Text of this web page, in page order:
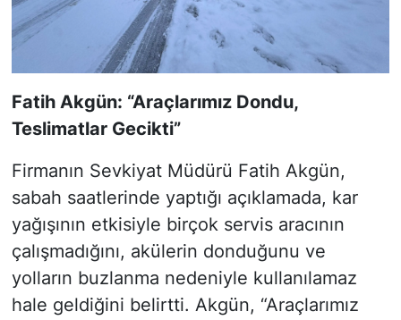
Fatih Akgün: “Araçlarımız Dondu,
Teslimatlar Gecikti”
Firmanın Sevkiyat Müdürü Fatih Akgün,
sabah saatlerinde yaptığı açıklamada, kar
yağışının etkisiyle birçok servis aracının
çalışmadığını, akülerin donduğunu ve
yolların buzlanma nedeniyle kullanılamaz
hale geldiğini belirtti. Akgün, “Araçlarımız